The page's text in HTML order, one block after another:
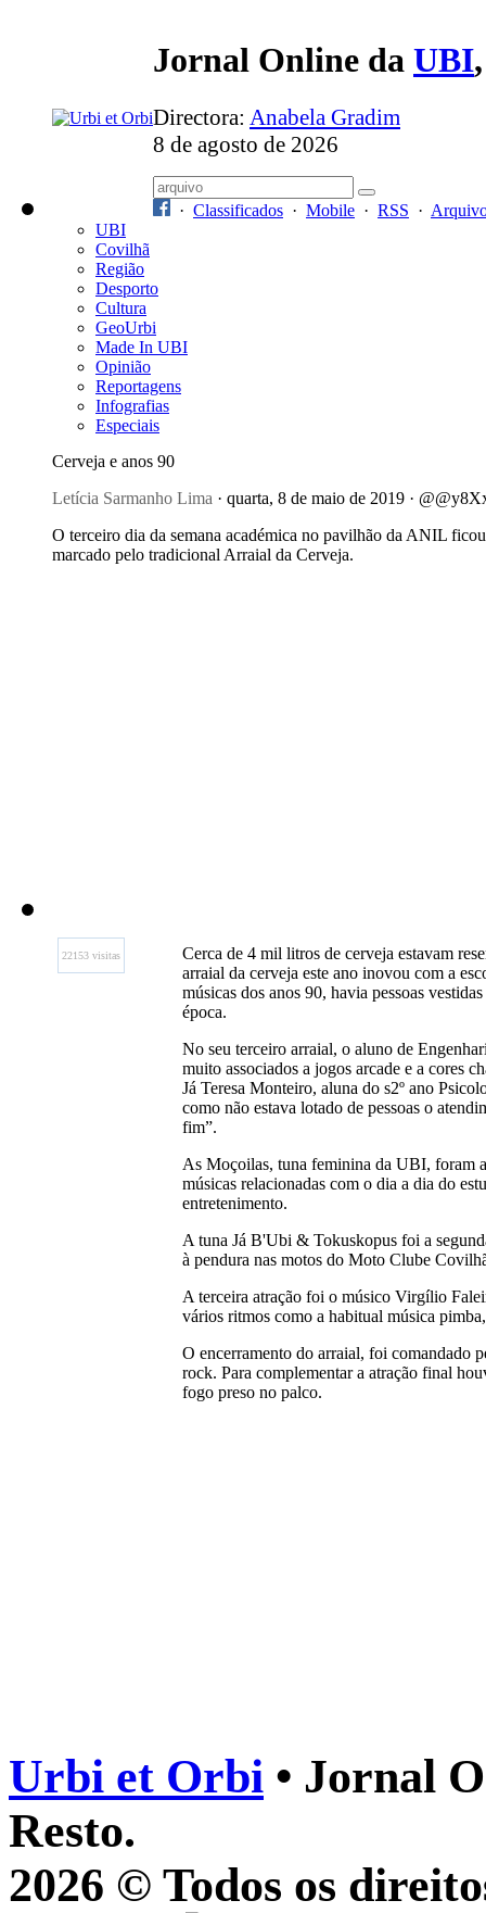
Jornal Online da UBI
Directora: Anabela Gradim
8 de agosto de 2026
· Classificados · Mobile · RSS ·
UBI
Covilhã
Região
Desporto
Cultura
GeoUrbi
Made In UBI
Opinião
Reportagens
Infografias
Especiais
Cerveja e anos 90
Letícia Sarmanho Lima · quarta, 8 de maio de 2019 ·
O terceiro dia da semana académica no pavilhão da ANIL ficou
marcado pelo tradicional Arraial da Cerveja.
22153 visitas
Cerca de 4 mil litros de cerveja estavam
arraial da cerveja este ano inovou com a
músicas dos anos 90, havia pessoas
época.
No seu terceiro arraial, o aluno de
muito associados a jogos arcade e a cores
Já Teresa Monteiro, aluna do s2º ano
como não estava lotado de pessoas o
fim”.
As Moçoilas, tuna feminina da UBI, foram
músicas relacionadas com o dia a dia do
entretenimento.
A tuna Já B'Ubi & Tokuskopus foi a
à pendura nas motos do Moto Clube
A terceira atração foi o músico Virgílio
vários ritmos como a habitual música
O encerramento do arraial, foi comandado
rock. Para complementar a atração final
fogo preso no palco.
Urbi et Orbi • Jornal
Resto.
2026 © Todos os